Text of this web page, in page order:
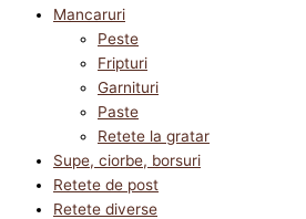
Mancaruri
Peste
Fripturi
Garnituri
Paste
Retete la gratar
Supe, ciorbe, borsuri
Retete de post
Retete diverse